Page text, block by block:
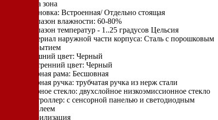
Одна зона
Установка: Встроенная/ Отдельно стоящая
Диапазон влажности: 60-80%
Диапазон температур - 1..25 градусов Цельсия
Материал наружной части корпуса: Сталь с порошковым
покрытием
Внешний цвет: Черный
Внутренний цвет: Черный
Дверная рама: Бесшовная
Дверная ручка: трубчатая ручка из нерж стали
Дверное стекло: двухслойное низкоэмиссионное стекло
Контроллер: с сенсорной панелью и светодиодным
дисплеем
Стерилизация